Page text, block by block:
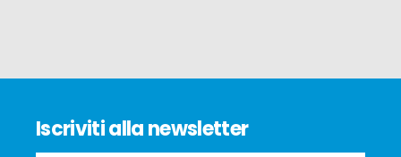
Iscriviti alla newsletter